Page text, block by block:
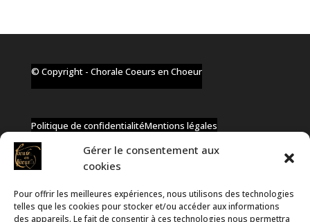
Gérer le consentement aux
cookies
Pour offrir les meilleures expériences, nous utilisons des technologies
telles que les cookies pour stocker et/ou accéder aux informations
des appareils. Le fait de consentir à ces technologies nous permettra
© Copyright - Chorale Coeurs en Choeur
Politique de confidentialitéMentions légales
✆ +32 477 91 58 46
✉ infos@coeurs-en-choeur.be